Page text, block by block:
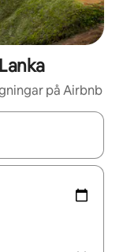
på Airbnb
med upp- och